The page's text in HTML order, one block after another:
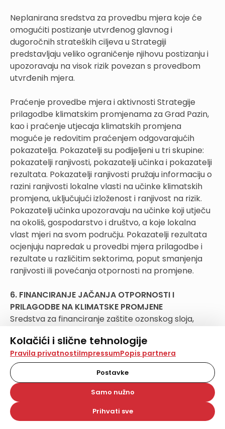
Kolačići i slične tehnologije
Na našoj web stranici koristimo kolačiće i slične
tehnologije za pohranu, čitanje i obradu informacija na
vašem uređaju. Time poboljšavamo korisničko iskustvo,
analiziramo promet na stranici te prikazujemo sadržaje i
oglase koji vas zanimaju. Korisnički profili mogu se kreirati
na više web stranica i uređaja u tu svrhu. Naši partneri
također koriste ove tehnologije.
Odabirom opcije „Samo nužno“ prihvaćate samo one
Pravila privatnostiImpressumPopis partnera
Postavke
Samo nužno
Prihvati sve
Neplanirana sredstva za provedbu mjera koje će
omogućiti postizanje utvrđenog glavnog i
dugoročnih strateških ciljeva u Strategiji
predstavljaju veliko ograničenje njihovu postizanju i
upozoravaju na visok rizik povezan s provedbom
utvrđenih mjera.
Praćenje provedbe mjera i aktivnosti Strategije
prilagodbe klimatskim promjenama za Grad Pazin,
kao i praćenje utjecaja klimatskih promjena
moguće je redovitim praćenjem odgovarajućih
pokazatelja. Pokazatelji su podijeljeni u tri skupine:
pokazatelji ranjivosti, pokazatelji učinka i pokazatelji
rezultata. Pokazatelji ranjivosti pružaju informaciju o
razini ranjivosti lokalne vlasti na učinke klimatskih
promjena, uključujući izloženost i ranjivost na rizik.
Pokazatelji učinka upozoravaju na učinke koji utječu
na okoliš, gospodarstvo i društvo, a koje lokalna
vlast mjeri na svom području. Pokazatelji rezultata
ocjenjuju napredak u provedbi mjera prilagodbe i
rezultate u različitim sektorima, poput smanjenja
ranjivosti ili povećanja otpornosti na promjene.
6. FINANCIRANJE JAČANJA OTPORNOSTI I
PRILAGODBE NA KLIMATSKE PROMJENE
Sredstva za financiranje zaštite ozonskog sloja,
klimatskim promjenama osiguravaju se u državnom
proračunu Republike Hrvatske, Fondu za zaštitu
okoliša i energetsku učinkovitost, proračunima
JLP(R)S-a te iz drugih izvora. Međutim, još uvijek
najveći dio planiranih sredstava odlazi na
investiranje u mjere energetske učinkovitosti.